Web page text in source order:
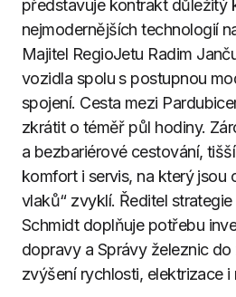
představuje kontrakt důležitý
nejmodernějších technologií
Majitel RegioJetu Radim
vozidla spolu s postupnou
spojení. Cesta mezi
zkrátit o téměř půl hodiny.
a bezbariérové cestování,
komfort i servis, na který jsou
vlaků“ zvyklí. Ředitel
Schmidt doplňuje potřebu
dopravy a Správy železnic
zvýšení rychlosti, elektrizace i